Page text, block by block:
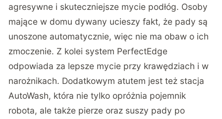
agresywne i skuteczniejsze mycie podłóg. Osoby
mające w domu dywany ucieszy fakt, że pady są
unoszone automatycznie, więc nie ma obaw o ich
zmoczenie. Z kolei system PerfectEdge
odpowiada za lepsze mycie przy krawędziach i w
narożnikach. Dodatkowym atutem jest też stacja
AutoWash, która nie tylko opróżnia pojemnik
robota, ale także pierze oraz suszy pady po